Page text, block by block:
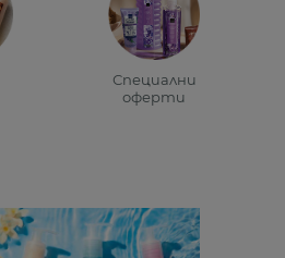
Специални
оферти